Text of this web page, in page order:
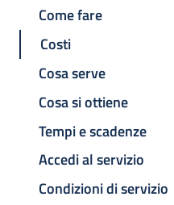
Come fare
Costi
Cosa serve
Cosa si ottiene
Tempi e scadenze
Accedi al servizio
Condizioni di servizio